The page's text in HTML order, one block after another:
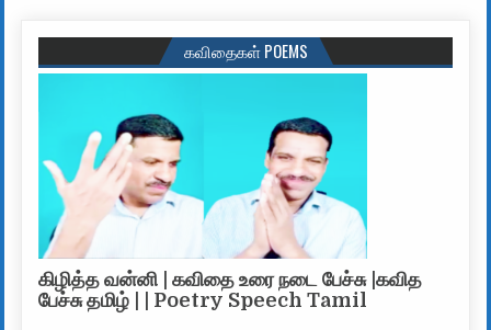
கவிதைகள் POEMS
கிழித்த வன்னி | கவிதை உரை நடை பேச்சு |கவித
பேச்சு தமிழ் | | Poetry Speech Tamil